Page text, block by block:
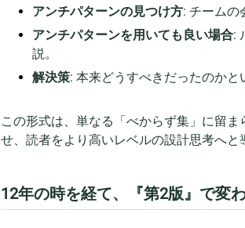
アンチパターンの見つけ方: チームの
アンチパターンを用いても良い場合:
説。
解決策: 本来どうすべきだったのかと
この形式は、単なる「べからず集」に留
せ、読者をより高いレベルの設計思考へと
12年の時を経て、『第2版』で変